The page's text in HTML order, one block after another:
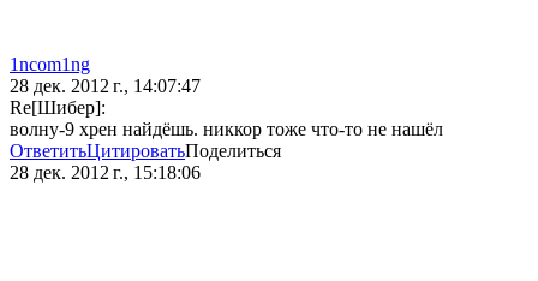
1ncom1ng
28 дек. 2012 г., 14:07:47
Re[Шибер]:
волну-9 хрен найдёшь. никкор тоже что-то не нашёл
ОтветитьЦитироватьПоделиться
28 дек. 2012 г., 15:18:06